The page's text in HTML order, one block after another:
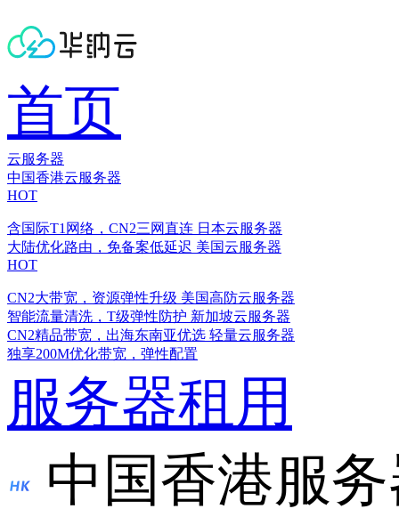
首页
云服务器
中国香港云服务器
HOT
含国际T1网络，CN2三网直连 日本云服务器
大陆优化路由，免备案低延迟 美国云服务器
HOT
CN2大带宽，资源弹性升级 美国高防云服务器
智能流量清洗，T级弹性防护 新加坡云服务器
CN2精品带宽，出海东南亚优选 轻量云服务器
独享200M优化带宽，弹性配置
服务器租用
中国香港服